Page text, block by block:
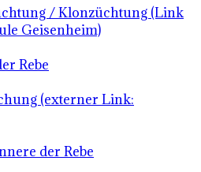
/ Klonzüchtung (Link
Geisenheim)
Rebe
(externer Link:
der Rebe